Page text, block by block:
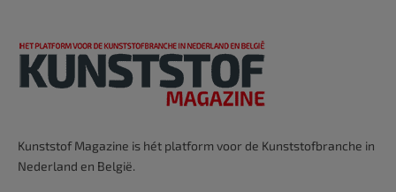
Kunststof Magazine is hét platform voor de Kunststofbranche in
Nederland en België.